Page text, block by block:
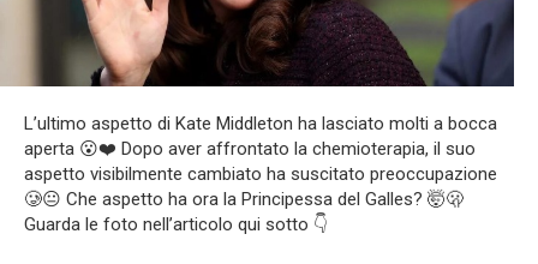
L’ultimo aspetto di Kate Middleton ha lasciato molti a bocca
aperta 😮❤️ Dopo aver affrontato la chemioterapia, il suo
aspetto visibilmente cambiato ha suscitato preoccupazione
🥲😐 Che aspetto ha ora la Principessa del Galles? 🤯🫢
Guarda le foto nell’articolo qui sotto 👇